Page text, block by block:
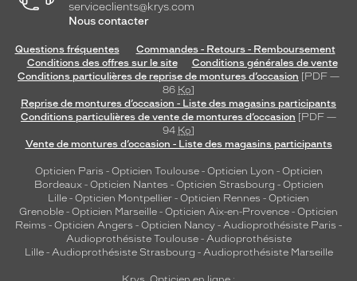
serviceclients@krys.com
Nous contacter
Questions fréquentes
Commandes - Retours - Remboursement
Conditions des offres sur le site
Conditions générales de vente
Conditions particulières de reprise de montures d’occasion [PDF —
86 Ko]
Reprise de montures d’occasion - Liste des magasins participants
Conditions particulières de vente de montures d’occasion [PDF —
94 Ko]
Vente de montures d’occasion - Liste des magasins participants
Opticien Paris - Opticien Toulouse- Opticien Lyon - Opticien
Bordeaux- Opticien Nantes - Opticien Strasbourg - Opticien
Lille - Opticien Montpellier - Opticien Rennes - Opticien
Grenoble - Opticien Marseille - Opticien Aix-en-Provence - Opticien
Reims - Opticien Angers - Opticien Nancy - Audioprothésiste Paris -
Audioprothésiste Toulouse- Audioprothésiste
Lille- Audioprothésiste Strasbourg - Audioprothésiste Marseille